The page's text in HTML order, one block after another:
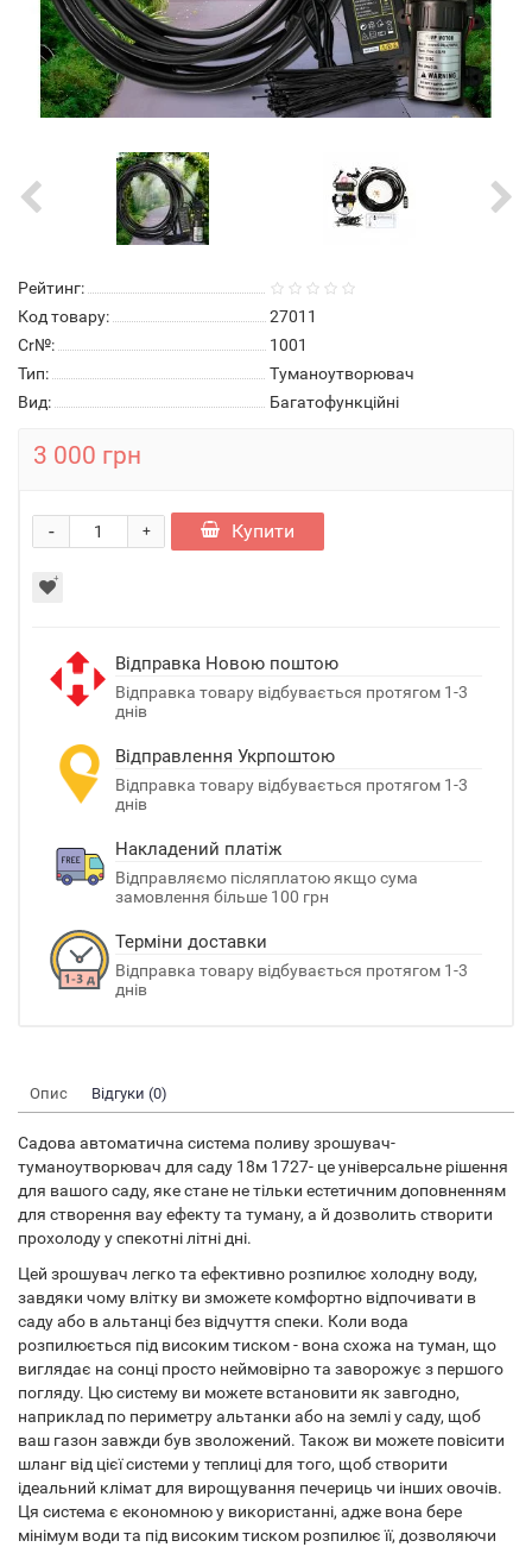
Рейтинг:
Код товару:
27011
Cr№:
1001
Тип:
Туманоутворювач
Вид:
Багатофункційні
3 000 грн
+
- Купити
Відправка Новою поштою
Відправка товару відбувається протягом 1-3
днів
Відправлення Укрпоштою
Відправка товару відбувається протягом 1-3
днів
Накладений платіж
Відправляємо післяплатою якщо сума
замовлення більше 100 грн
Терміни доставки
Відправка товару відбувається протягом 1-3
днів
Опис Відгуки (0)
Садова автоматична система поливу зрошувач-
туманоутворювач для саду 18м 1727- це універсальне рішення
для вашого саду, яке стане не тільки естетичним доповненням
для створення вау ефекту та туману, а й дозволить створити
прохолоду у спекотні літні дні.
Цей зрошувач легко та ефективно розпилює холодну воду,
завдяки чому влітку ви зможете комфортно відпочивати в
саду або в альтанці без відчуття спеки. Коли вода
розпилюється під високим тиском - вона схожа на туман, що
виглядає на сонці просто неймовірно та заворожує з першого
погляду. Цю систему ви можете встановити як завгодно,
наприклад по периметру альтанки або на землі у саду, щоб
ваш газон завжди був зволожений. Також ви можете повісити
шланг від цієї системи у теплиці для того, щоб створити
ідеальний клімат для вирощування печериць чи інших овочів.
Ця система є економною у використанні, адже вона бере
мінімум води та під високим тиском розпилює її, дозволяючи